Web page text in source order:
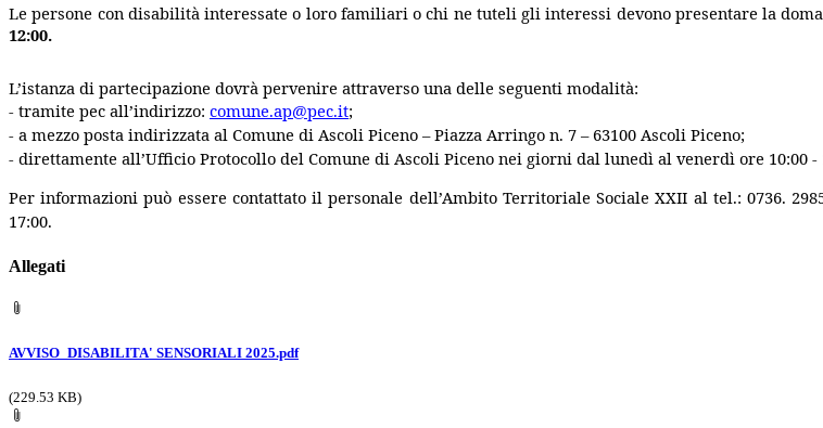
Le persone con disabilità interessate o loro familiari o chi ne tuteli gli interessi devono presentare la
12:00.
L’istanza di partecipazione dovrà pervenire attraverso una delle seguenti modalità:
- tramite pec all’indirizzo: comune.ap@pec.it;
- a mezzo posta indirizzata al Comune di Ascoli Piceno – Piazza Arringo n. 7 – 63100 Ascoli Piceno;
- direttamente all’Ufficio Protocollo del Comune di Ascoli Piceno nei giorni dal lunedì al venerdì ore 10:00 -
Per informazioni può essere contattato il personale dell’Ambito Territoriale Sociale XXII al tel.: 0736.
17:00.
Allegati
AVVISO_DISABILITA' SENSORIALI 2025.pdf
(229.53 KB)